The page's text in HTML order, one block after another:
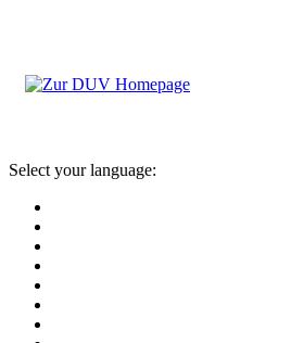
Select your language: